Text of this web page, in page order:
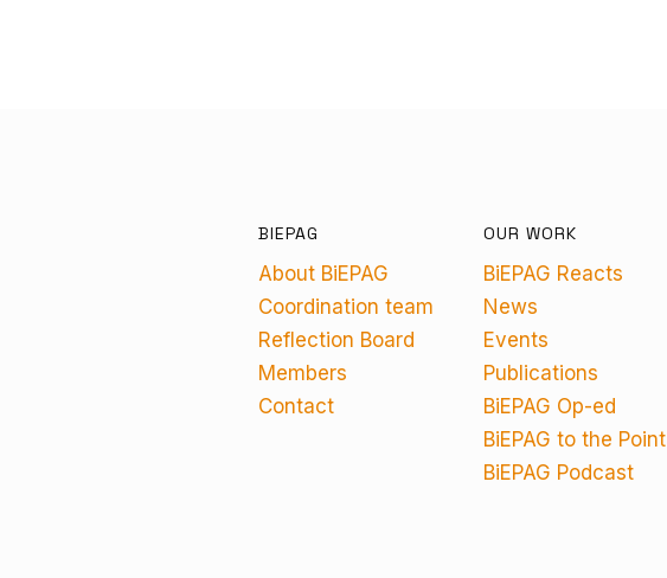
BIEPAG
About BiEPAG
Coordination team
Reflection Board
Members
Contact
OUR WORK
BiEPAG Reacts
News
Events
Publications
BiEPAG Op-ed
BiEPAG to the Point
BiEPAG Podcast